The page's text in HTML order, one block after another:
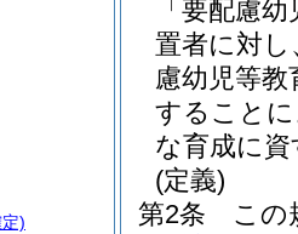
「要配慮
置者に対
慮幼児等教
すること
な育成に
(定義)
第2条
この
)